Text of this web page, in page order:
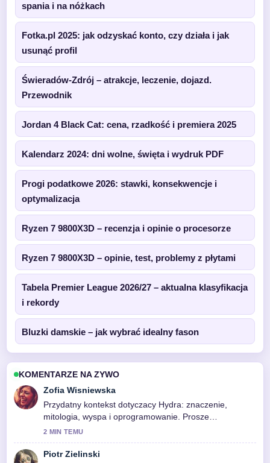
spania i na nóżkach
Fotka.pl 2025: jak odzyskać konto, czy działa i jak
usunąć profil
Świeradów-Zdrój – atrakcje, leczenie, dojazd.
Przewodnik
Jordan 4 Black Cat: cena, rzadkość i premiera 2025
Kalendarz 2024: dni wolne, święta i wydruk PDF
Progi podatkowe 2026: stawki, konsekwencje i
optymalizacja
Ryzen 7 9800X3D – recenzja i opinie o procesorze
Ryzen 7 9800X3D – opinie, test, problemy z płytami
Tabela Premier League 2026/27 – aktualna klasyfikacja
i rekordy
Bluzki damskie – jak wybrać idealny fason
KOMENTARZE NA ZYWO
Zofia Wisniewska
Przydatny kontekst dotyczacy Hydra: znaczenie,
mitologia, wyspa i oprogramowanie. Prosze
kontynuowac aktualizacje na zywo.
2 MIN TEMU
Piotr Zielinski